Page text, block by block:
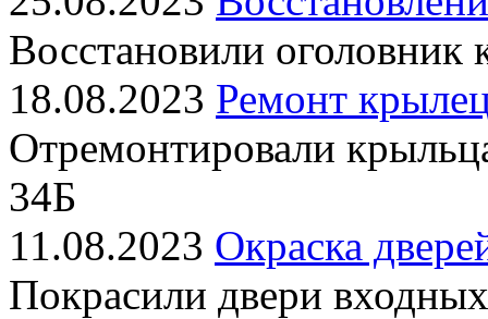
Восстановили
18.08.2023 Ремонт
Отремонтировали
34Б
11.08.2023 Окраска
Покрасили двери